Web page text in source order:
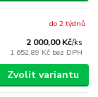
2 000,00 Kč/ks
1 652,89 Kč bez DPH
do 2 týdnů
Zvolit variantu